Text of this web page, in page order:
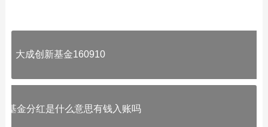
大成创新基金160910
基金分红是什么意思有钱入账吗